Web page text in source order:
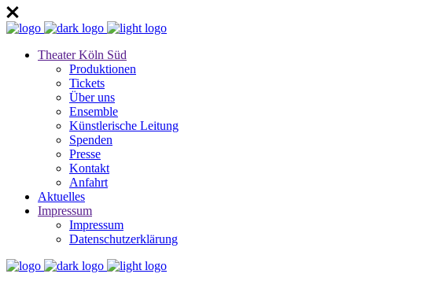
Theater Köln Süd
Produktionen
Tickets
Über uns
Ensemble
Künstlerische Leitung
Spenden
Presse
Kontakt
Anfahrt
Aktuelles
Impressum
Impressum
Datenschutzerklärung